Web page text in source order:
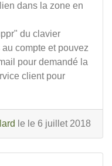
dans la zone en
du clavier
au compte et pouvez
pour demandé la
client pour
le le 6 juillet 2018